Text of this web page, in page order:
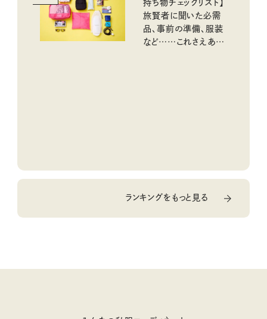
持ち物チェックリスト】
旅賢者に聞いた必需
品、事前の準備、服装
など……これさえあれ
ランキングをもっと見る